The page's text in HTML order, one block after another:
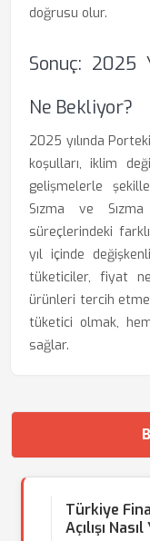
doğrusu olur.
Sonuç: 2025
Ne Bekliyor?
2025 yılında
koşulları, iklim
gelişmelerle
Sızma ve
süreçlerindeki
yıl içinde
tüketiciler, fiyat
ürünleri tercih
tüketici olmak,
sağlar.
Türkiye
Açılışı Nasıl